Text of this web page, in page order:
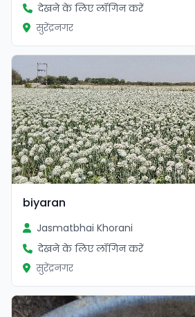
देखने के लिए लॉगिन करें
सुरेंद्रनगर
biyaran
Jasmatbhai Khorani
देखने के लिए लॉगिन करें
सुरेंद्रनगर